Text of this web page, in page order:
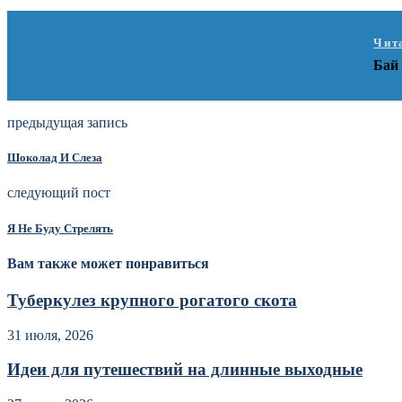
Бай
предыдущая запись
Шоколад И Слеза
следующий пост
Я Не Буду Стрелять
Вам также может понравиться
Туберкулез крупного рогатого скота
31 июля, 2026
Идеи для путешествий на длинные выходные